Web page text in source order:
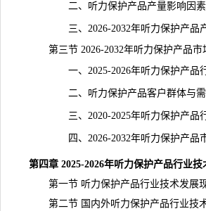
二、听力保护产品产量影响因素
三、2026-2032年听力保护产品产
第三节 2026-2032年听力保护产品市
一、2025-2026年听力保护产品行
二、听力保护产品客户群体与需
三、2020-2025年听力保护产品行
四、2026-2032年听力保护产品市
第四章 2025-2026年听力保护产品行业
第一节 听力保护产品行业技术发展
第二节 国内外听力保护产品行业技